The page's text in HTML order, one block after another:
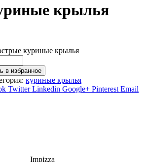
крылья
куриные крылья
в избранное
куриные крылья
Twitter Linkedin Google+ Pinterest Email